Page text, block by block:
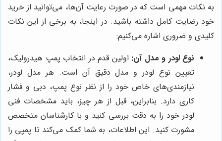
به نکات مهمی است که در صورت رعایت آن‌ها، می‌توانید از خرید
خود رضایت کامل داشته باشید. در اینجا، به برخی از این نکات
کلیدی و ضروری اشاره می‌کنیم:
نوع لودر و مدل آن: اولین قدم در انتخاب پمپ هیدرولیک،
تعیین نوع لودر و مدل دقیق آن است. هر مدل لودر،
نیازمندی‌های خاص خود را از نظر نوع پمپ، دبی و فشار
کاری دارد. بنابراین، قبل از هر چیز، باید مشخصات فنی
لودر خود را به دقت بررسی کنید و با کارشناسان متخصص
مشورت کنید. این اطلاعات، به شما کمک می‌کند تا پمپی را